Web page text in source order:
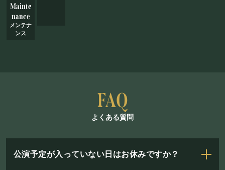
Mainte
nance
メンテナ
ンス
よくある質問
公演予定が入っていない日はお休みですか？